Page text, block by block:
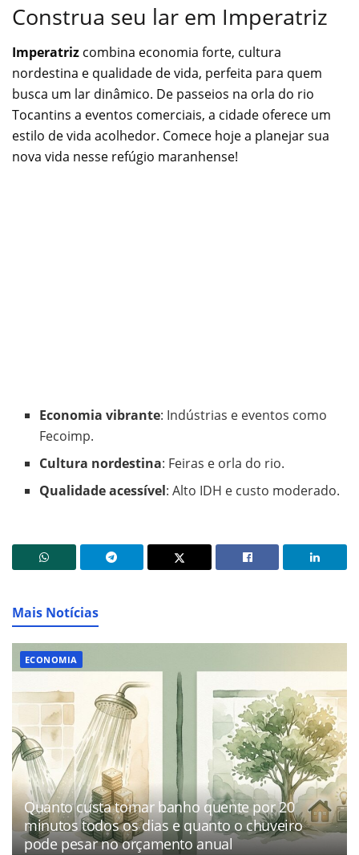
Construa seu lar em Imperatriz
Imperatriz combina economia forte, cultura
nordestina e qualidade de vida, perfeita para quem
busca um lar dinâmico. De passeios na orla do rio
Tocantins a eventos comerciais, a cidade oferece um
estilo de vida acolhedor. Comece hoje a planejar sua
nova vida nesse refúgio maranhense!
Economia vibrante: Indústrias e eventos como
Fecoimp.
Cultura nordestina: Feiras e orla do rio.
Qualidade acessível: Alto IDH e custo moderado.
Mais Notícias
ECONOMIA
Quanto custa tomar banho quente por 20
minutos todos os dias e quanto o chuveiro
pode pesar no orçamento anual